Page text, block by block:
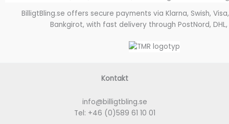
BilligtBling.se offers secure payments via Klarna, Swish,
Bankgirot, with fast delivery through PostNord, DHL,
Kontakt
info@billigtbling.se
Tel: +46 (0)589 61 10 01